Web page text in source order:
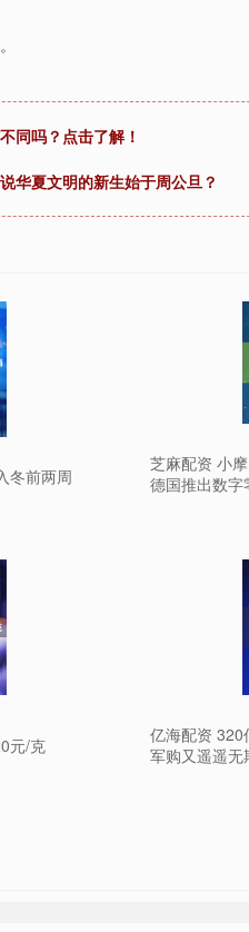
同吗？点击了解！
华夏文明的新生始于周公旦？
冬前两周
芝麻配资 小
德国推出数字
元/克
亿海配资 320
军购又遥遥无